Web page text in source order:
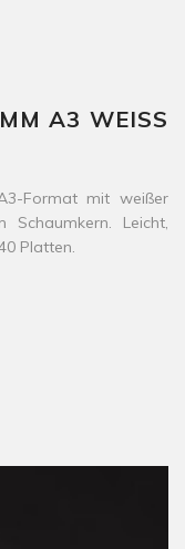
A3 WEISS (
Format mit weißer
Leicht,
Platten.